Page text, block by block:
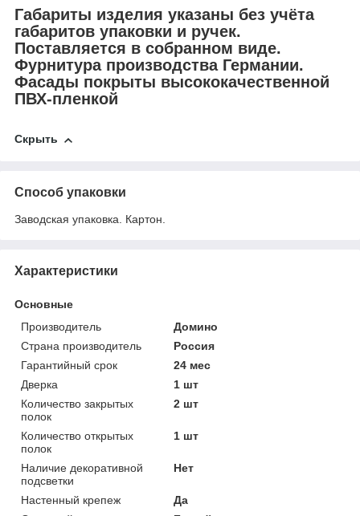
Габариты изделия указаны без учёта
габаритов упаковки и ручек.
Поставляется в собранном виде.
Фурнитура производства Германии.
Фасады покрыты высококачественной
ПВХ-пленкой
Скрыть
Способ упаковки
Заводская упаковка. Картон.
Характеристики
Основные
Производитель
Домино
Страна производитель
Россия
Гарантийный срок
24 мес
Дверка
1 шт
Количество закрытых
полок
2 шт
Количество открытых
полок
1 шт
Наличие декоративной
подсветки
Нет
Настенный крепеж
Да